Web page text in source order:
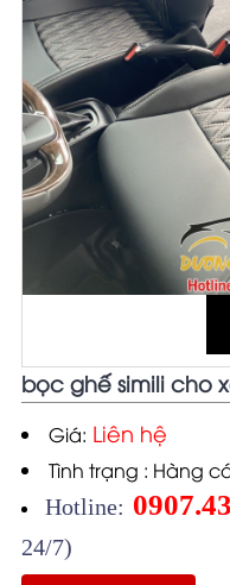
bọc ghế simili cho
Giá: Liên hệ
Tình trạng : Hàng
Hotline:
24/7)